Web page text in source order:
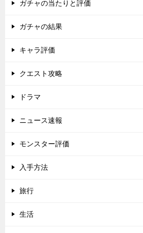
ガチャの当たりと評価
ガチャの結果
キャラ評価
クエスト攻略
ドラマ
ニュース速報
モンスター評価
入手方法
旅行
生活